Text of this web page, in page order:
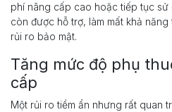
phí nâng cấp cao hoặc tiếp tục
còn được hỗ trợ, làm mất khả
rủi ro bảo mật.
Tăng mức độ phụ
cấp
Một rủi ro tiềm ẩn nhưng rất quan